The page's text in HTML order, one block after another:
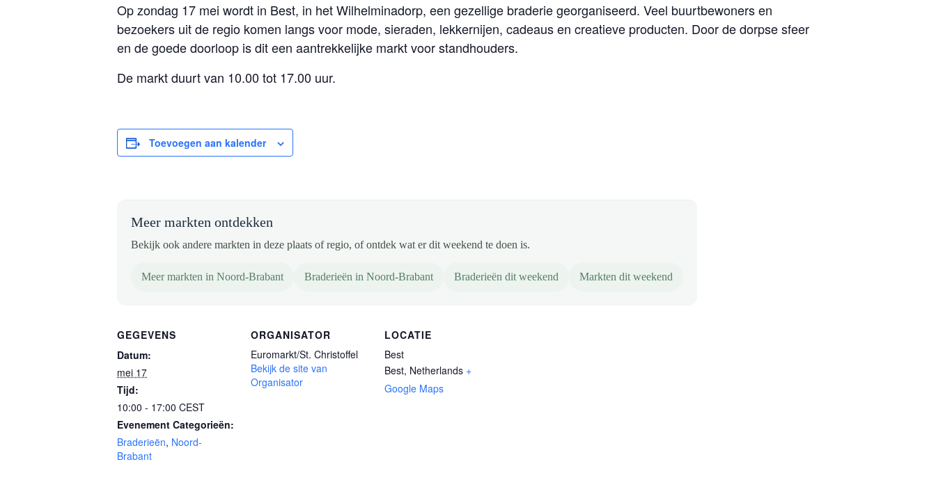
Op zondag 17 mei wordt in Best, in het Wilhelminadorp, een gezellige braderie georganiseerd. Veel buurtbewoners en
bezoekers uit de regio komen langs voor mode, sieraden, lekkernijen, cadeaus en creatieve producten. Door de dorpse sfeer
en de goede doorloop is dit een aantrekkelijke markt voor standhouders.
De markt duurt van 10.00 tot 17.00 uur.
Toevoegen aan kalender
Meer markten ontdekken
Bekijk ook andere markten in deze plaats of regio, of ontdek wat er dit weekend te doen is.
Meer markten in Noord-Brabant Braderieën in Noord-Brabant Braderieën dit weekend Markten dit weekend
GEGEVENS
Datum:
mei 17
Tijd:
10:00 - 17:00 CEST
Evenement Categorieën:
Braderieën, Noord-
Brabant
ORGANISATOR
Euromarkt/St. Christoffel
Bekijk de site van
Organisator
LOCATIE
Best
Best, Netherlands +
Google Maps